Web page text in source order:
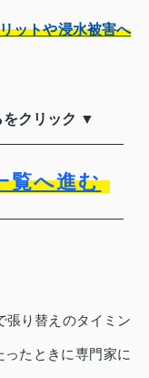
ットや浸水被害へ
をクリック ▼
覧へ進む
張り替えのタイミン
たときに専門家に